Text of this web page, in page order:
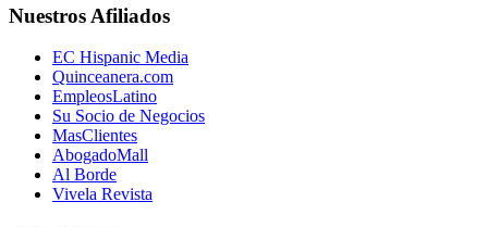
Nuestros Afiliados
EC Hispanic Media
Quinceanera.com
EmpleosLatino
Su Socio de Negocios
MasClientes
AbogadoMall
Al Borde
Vivela Revista